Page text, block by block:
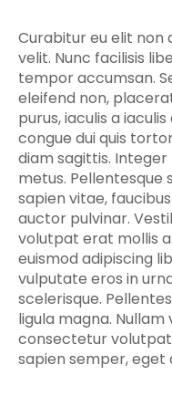
Curabitur eu elit non
velit. Nunc facilisis
tempor accumsan.
eleifend non,
purus, iaculis a
congue dui quis
diam sagittis.
metus. Pellentesque
sapien vitae,
auctor pulvinar.
volutpat erat mollis
euismod adipiscing
vulputate eros in
scelerisque.
ligula magna.
consectetur
sapien semper, eget